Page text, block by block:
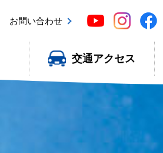
お問い合わせ
交通アクセス